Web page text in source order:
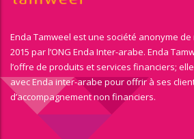
Enda Tamweel est une société anonyme
2015 par l’ONG Enda Inter-arabe. Enda
l’offre de produits et services financiers;
avec Enda inter-arabe pour offrir à ses
d’accompagnement non financiers.